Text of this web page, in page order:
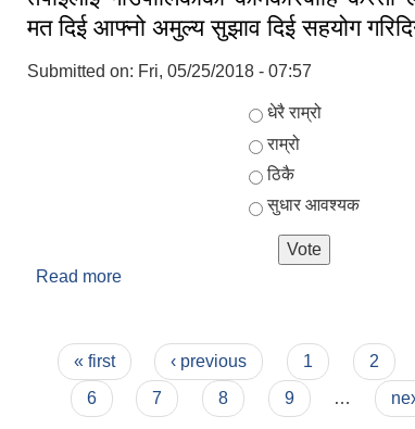
मत दिई आफ्नो अमुल्य सुझाव दिई सहयोग
Submitted on: Fri, 05/25/2018 - 07:57
Choices
धेरै राम्रो
राम्रो
ठिकै
सुधार आवश्यक
Read more
Pages
« first ‹ previous 1 2
6
7 8 9 …